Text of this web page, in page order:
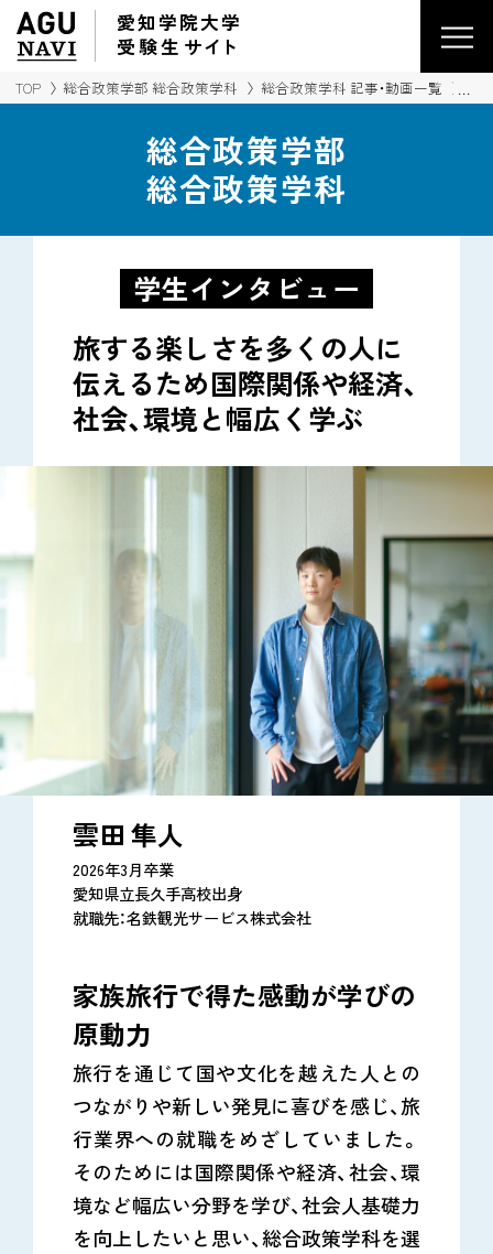
愛知学院大学
受験生 サイ ト
TOP 総合政策学部 総合政策学科 総合政策学科 記事・動画一覧 旅
総合政策学部
総合政策学科
学生インタビュー
旅する楽しさを多くの人に
伝えるため国際関係や経済、
社会、環境と幅広く学ぶ
雲田 隼人
2026年3月卒業
愛知県立長久手高校出身
就職先：名鉄観光サービス株式会社
家族旅行で得た感動が学びの
原動力
旅行を通じて国や文化を越えた人との
つながりや新しい発見に喜びを感じ、旅
行業界への就職をめざしていました。
そのためには国際関係や経済、社会、環
境など幅広い分野を学び、社会人基礎力
を向上したいと思い、総合政策学科を選